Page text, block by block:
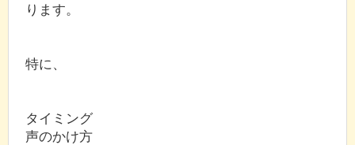
ります。
特に、
タイミング
声のかけ方